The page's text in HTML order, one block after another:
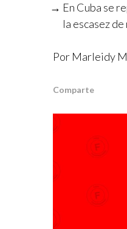
En Cuba se
la escasez
Por Marleidy
Comparte